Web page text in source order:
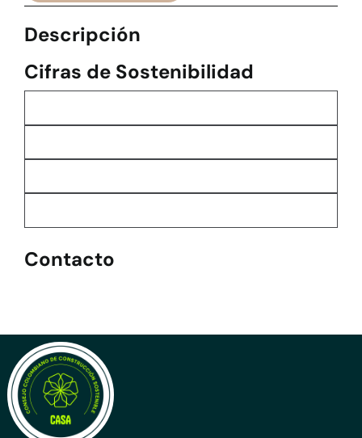
Descripción
Cifras de Sostenibilidad
Contacto